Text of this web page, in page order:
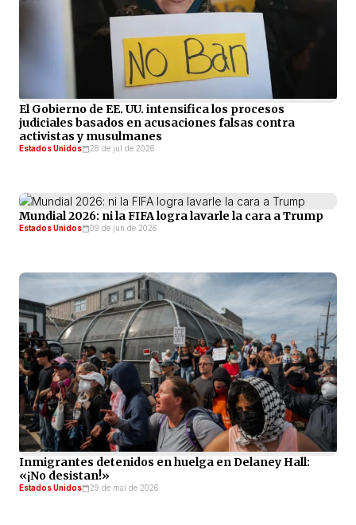
El Gobierno de EE. UU. intensifica los procesos
judiciales basados en acusaciones falsas contra
activistas y musulmanes
Estados Unidos 28 de jul de 2026
Mundial 2026: ni la FIFA logra lavarle la cara a Trump
Estados Unidos 09 de jun de 2026
Inmigrantes detenidos en huelga en Delaney Hall:
«¡No desistan!»
Estados Unidos 29 de mai de 2026